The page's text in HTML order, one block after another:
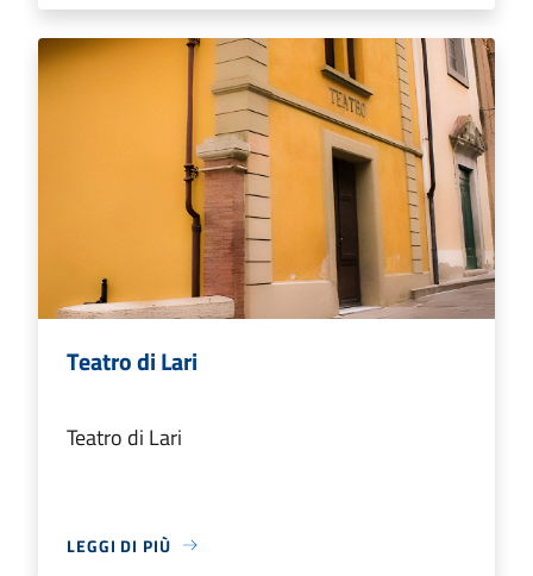
Teatro di Lari
Teatro di Lari
LEGGI DI PIÙ